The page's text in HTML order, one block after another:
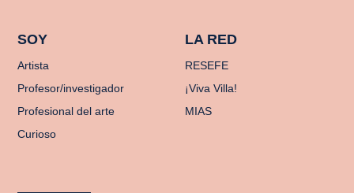
SOY
Artista
Profesor/investigador
Profesional del arte
Curioso
LA RED
RESEFE
¡Viva Villa!
MIAS